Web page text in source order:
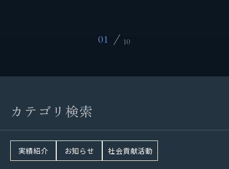
パートナーシップ構築宣言
お問い合わせ
自社メディア
01 10
カ テ ゴ リ 検索
実績紹介 お知らせ 社会貢献活動